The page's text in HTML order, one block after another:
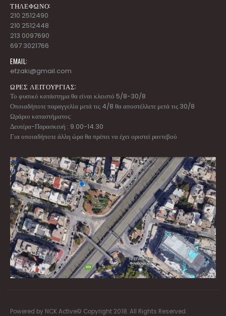
ΤΗΛΕΦΩΝΟ:
210 2512490
210 2512448
213 0097690
697 3021766
EMAIL:
etzaki@gmail.com
ΩΡΕΣ ΛΕΙΤΟΥΡΓΙΑΣ:
Το φυσικό κατάστημα θα είναι κλειστό 5/8-30/8
Οποιαδήποτε παραγγελία μετά τις 4/8 θα αποστέλλετε μετά τις 30/8
Ωράριο καταστήματος:
Δευτέρα-Παρασκευή : 9.00-14.30
Για οποιαδήποτε άλλη ώρα θα πρέπει να έχει οριστεί ραντεβού
Powered by NCK Active© Copyright 2018. All Rights Reserved.